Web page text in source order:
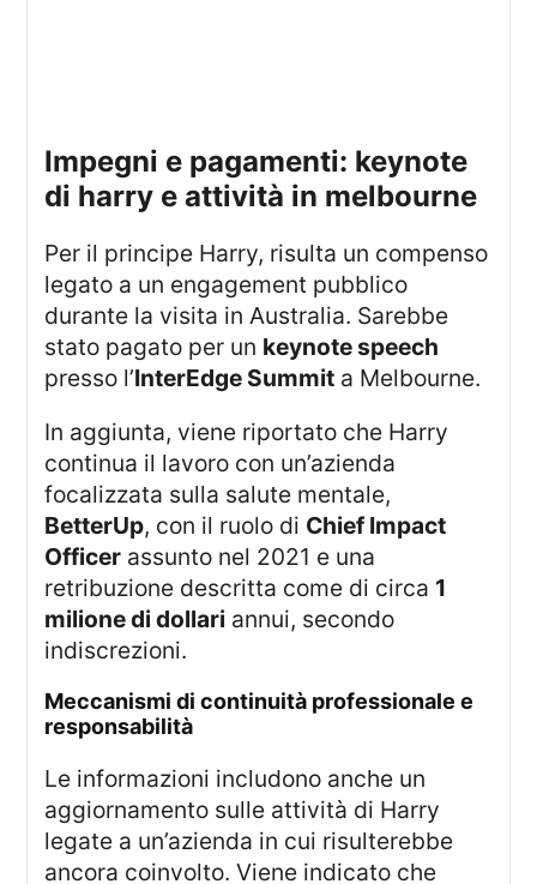
impegni e pagamenti: keynote
di harry e attività in melbourne
Per il principe Harry, risulta un compenso
legato a un engagement pubblico
durante la visita in Australia. Sarebbe
stato pagato per un keynote speech
presso l’InterEdge Summit a Melbourne.
In aggiunta, viene riportato che Harry
continua il lavoro con un’azienda
focalizzata sulla salute mentale,
BetterUp, con il ruolo di Chief Impact
Officer assunto nel 2021 e una
retribuzione descritta come di circa 1
milione di dollari annui, secondo
indiscrezioni.
meccanismi di continuità professionale e
responsabilità
Le informazioni includono anche un
aggiornamento sulle attività di Harry
legate a un’azienda in cui risulterebbe
ancora coinvolto. Viene indicato che